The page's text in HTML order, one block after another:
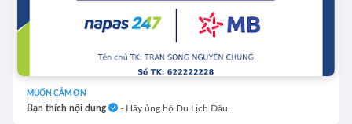
MUỐN CẢM ƠN
Bạn thích nội dung - Hãy ủng hộ Du Lịch Đâu.